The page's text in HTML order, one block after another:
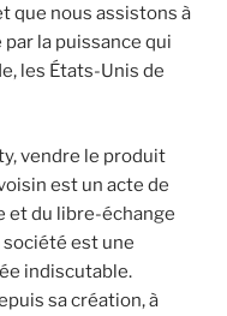
que nous assistons à
la puissance qui
les États-Unis de
vendre le produit
est un acte de
et du libre-échange
société est une
indiscutable.
sa création, à